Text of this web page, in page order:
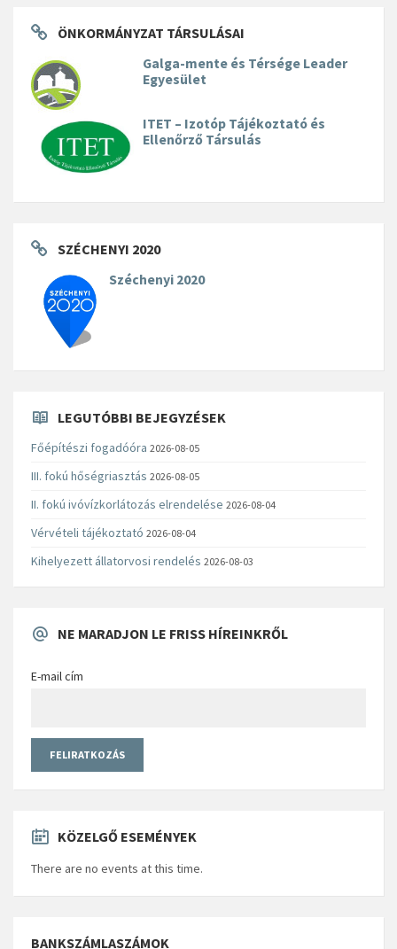
ÖNKORMÁNYZAT TÁRSULÁSAI
Galga-mente és Térsége Leader
Egyesület
ITET – Izotóp Tájékoztató és
Ellenőrző Társulás
SZÉCHENYI 2020
Széchenyi 2020
LEGUTÓBBI BEJEGYZÉSEK
Főépítészi fogadóóra 2026-08-05
III. fokú hőségriasztás 2026-08-05
II. fokú ivóvízkorlátozás elrendelése 2026-08-04
Vérvételi tájékoztató 2026-08-04
Kihelyezett állatorvosi rendelés 2026-08-03
NE MARADJON LE FRISS HÍREINKRŐL
E-mail cím
KÖZELGŐ ESEMÉNYEK
There are no events at this time.
BANKSZÁMLASZÁMOK